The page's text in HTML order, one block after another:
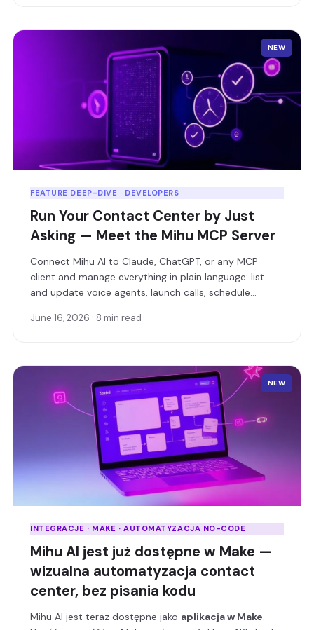
NEW
FEATURE DEEP-DIVE · DEVELOPERS
Run Your Contact Center by Just
Asking — Meet the Mihu MCP Server
Connect Mihu AI to Claude, ChatGPT, or any MCP
client and manage everything in plain language: list
and update voice agents, launch calls, schedule
single line of API code.
June 16, 2026 · 8 min read
NEW
INTEGRACJE · MAKE · AUTOMATYZACJA NO-CODE
Mihu AI jest już dostępne w Make —
wizualna automatyzacja contact
center, bez pisania kodu
Mihu AI jest teraz dostępne jako aplikacja w Make.